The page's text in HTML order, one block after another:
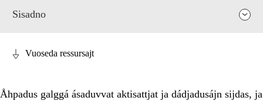
Sisadno
Vuoseda ressursajt
Åhpadus galggá ásaduvvat aktisattjat ja dádjadusájn sijdas, ja